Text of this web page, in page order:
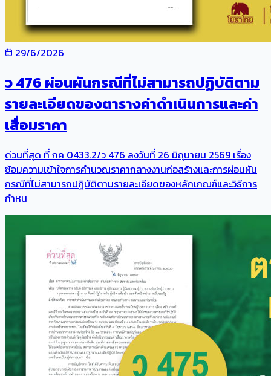
29/6/2026
ว 476 ผ่อนผันกรณีที่ไม่สามารถปฏิบัติตาม
รายละเอียดของตารางค่าดำเนินการและค่า
เสื่อมราคา
ด่วนที่สุด ที่ กค 0433.2/ว 476 ลงวันที่ 26 มิถุนายน 2569 เรื่อง
ซ้อมความเข้าใจการคำนวณราคากลางงานก่อสร้างและการผ่อนผัน
กรณีที่ไม่สามารถปฏิบัติตามรายละเอียดของหลักเกณฑ์และวิธีการ
กำหน